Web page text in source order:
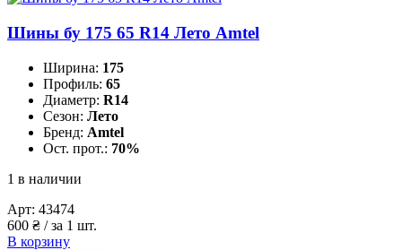
Шины бу 175 65 R14 Лето Amtel
Ширина: 175
Профиль: 65
Диаметр: R14
Сезон: Лето
Бренд: Amtel
Ост. прот.: 70%
1 в наличии
Арт: 43474
600 ₴ / за 1 шт.
В корзину